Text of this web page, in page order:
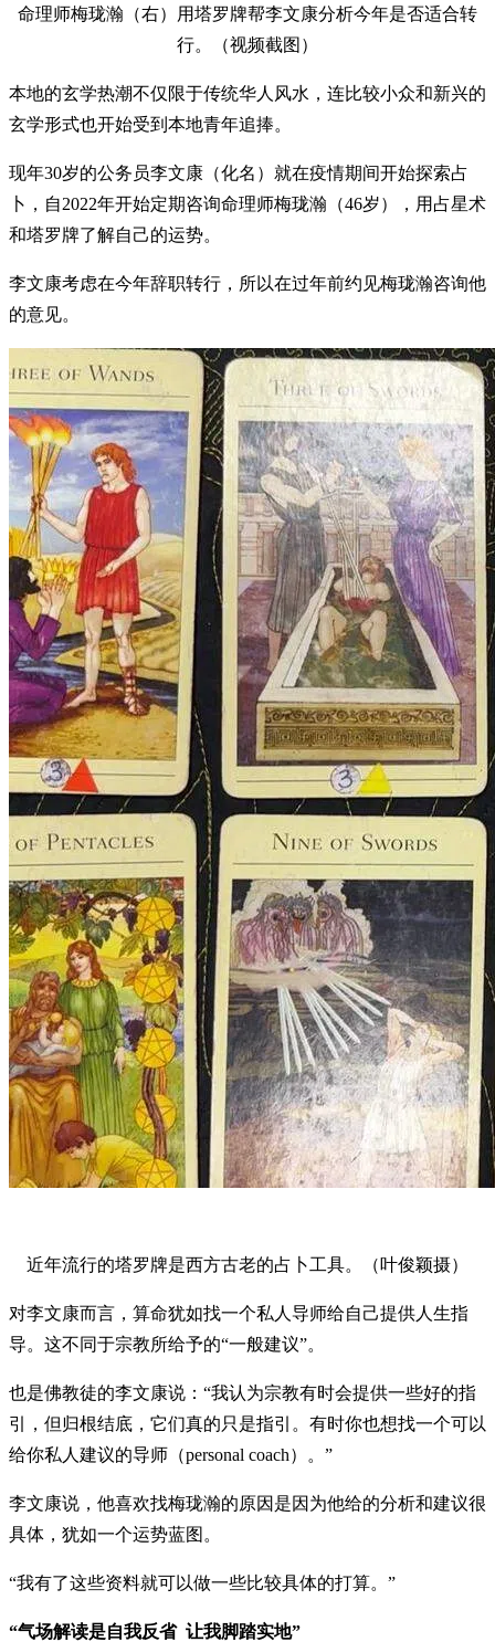
命理师梅珑瀚（右）用塔罗牌帮李文康分析今年是否适合转
行。（视频截图）
本地的玄学热潮不仅限于传统华人风水，连比较小众和新兴的
玄学形式也开始受到本地青年追捧。
现年30岁的公务员李文康（化名）就在疫情期间开始探索占
卜，自2022年开始定期咨询命理师梅珑瀚（46岁），用占星术
和塔罗牌了解自己的运势。
李文康考虑在今年辞职转行，所以在过年前约见梅珑瀚咨询他
的意见。
近年流行的塔罗牌是西方古老的占卜工具。（叶俊颖摄）
对李文康而言，算命犹如找一个私人导师给自己提供人生指
导。这不同于宗教所给予的“一般建议”。
也是佛教徒的李文康说：“我认为宗教有时会提供一些好的指
引，但归根结底，它们真的只是指引。有时你也想找一个可以
给你私人建议的导师（personal coach）。”
李文康说，他喜欢找梅珑瀚的原因是因为他给的分析和建议很
具体，犹如一个运势蓝图。
“我有了这些资料就可以做一些比较具体的打算。”
“气场解读是自我反省 让我脚踏实地”